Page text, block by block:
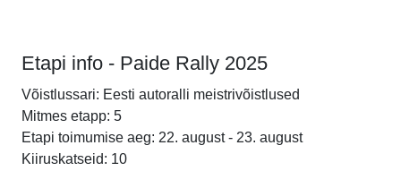
Etapi info - Paide Rally 2025
Võistlussari: Eesti autoralli meistrivõistlused
Mitmes etapp: 5
Etapi toimumise aeg: 22. august - 23. august
Kiiruskatseid: 10